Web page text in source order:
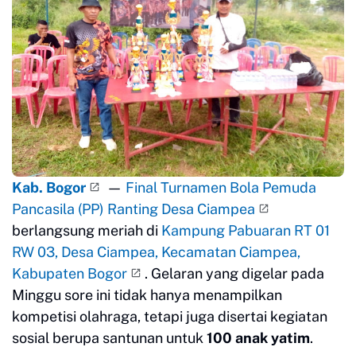
Kab. Bogor — Final Turnamen Bola Pemuda
Pancasila (PP) Ranting Desa Ciampea
berlangsung meriah di Kampung Pabuaran RT 01
RW 03, Desa Ciampea, Kecamatan Ciampea,
Kabupaten Bogor
. Gelaran yang digelar pada
Minggu sore ini tidak hanya menampilkan
kompetisi olahraga, tetapi juga disertai kegiatan
sosial berupa santunan untuk 100 anak yatim.